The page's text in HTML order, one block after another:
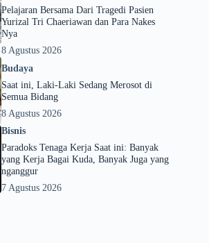
Pelajaran Bersama Dari Tragedi Pasien
Yurizal Tri Chaeriawan dan Para Nakes
Nya
8 Agustus 2026
Budaya
Saat ini, Laki-Laki Sedang Merosot di
Semua Bidang
8 Agustus 2026
Bisnis
Paradoks Tenaga Kerja Saat ini: Banyak
yang Kerja Bagai Kuda, Banyak Juga yang
nganggur
7 Agustus 2026